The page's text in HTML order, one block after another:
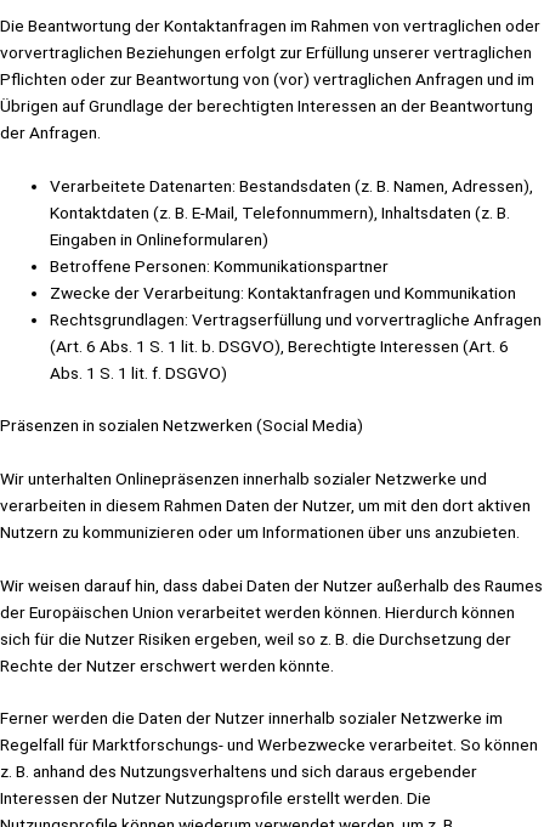
Die Beantwortung der Kontaktanfragen im Rahmen von vertraglichen oder
vorvertraglichen Beziehungen erfolgt zur Erfüllung unserer vertraglichen
Pflichten oder zur Beantwortung von (vor) vertraglichen Anfragen und im
Übrigen auf Grundlage der berechtigten Interessen an der Beantwortung
der Anfragen.
Verarbeitete Datenarten: Bestandsdaten (z. B. Namen, Adressen),
Kontaktdaten (z. B. E-Mail, Telefonnummern), Inhaltsdaten (z. B.
Eingaben in Onlineformularen)
Betroffene Personen: Kommunikationspartner
Zwecke der Verarbeitung: Kontaktanfragen und Kommunikation
Rechtsgrundlagen: Vertragserfüllung und vorvertragliche Anfragen
(Art. 6 Abs. 1 S. 1 lit. b. DSGVO), Berechtigte Interessen (Art. 6
Abs. 1 S. 1 lit. f. DSGVO)
Präsenzen in sozialen Netzwerken (Social Media)
Wir unterhalten Onlinepräsenzen innerhalb sozialer Netzwerke und
verarbeiten in diesem Rahmen Daten der Nutzer, um mit den dort aktiven
Nutzern zu kommunizieren oder um Informationen über uns anzubieten.
Wir weisen darauf hin, dass dabei Daten der Nutzer außerhalb des Raumes
der Europäischen Union verarbeitet werden können. Hierdurch können
sich für die Nutzer Risiken ergeben, weil so z. B. die Durchsetzung der
Rechte der Nutzer erschwert werden könnte.
Ferner werden die Daten der Nutzer innerhalb sozialer Netzwerke im
Regelfall für Marktforschungs- und Werbezwecke verarbeitet. So können
z. B. anhand des Nutzungsverhaltens und sich daraus ergebender
Interessen der Nutzer Nutzungsprofile erstellt werden. Die